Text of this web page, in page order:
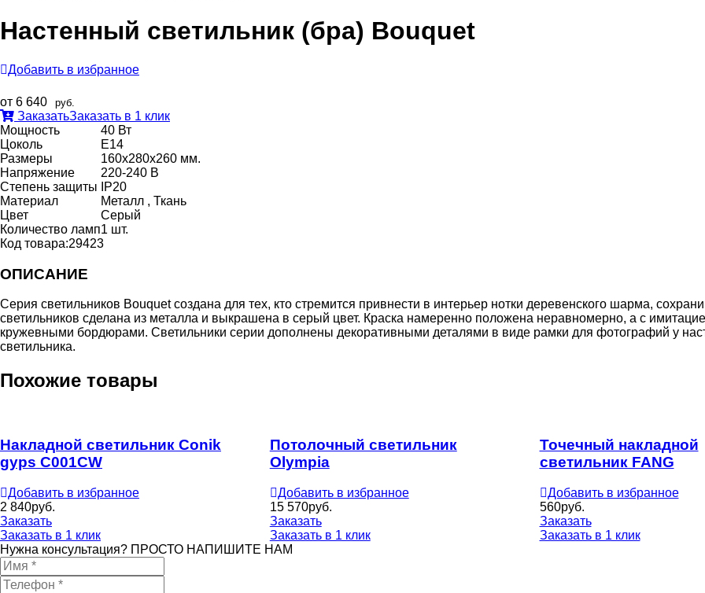
Настенный светильник (бра) Bouquet
Добавить в избранное
от 6 640 руб.
ЗаказатьЗаказать в 1 клик
Мощность
40 Вт
Цоколь
E14
Размеры
160х280х260 мм.
Напряжение
220-240 В
Степень защиты
IP20
Материал
Металл , Ткань
Цвет
Серый
Количество ламп1 шт.
Код товара:29423
ОПИСАНИЕ
Серия светильников Bouquet создана для тех, кто стремится привнести в интерьер нотки деревенского шарма,
светильников сделана из металла и выкрашена в серый цвет. Краска намеренно положена неравномерно, а с
кружевными бордюрами. Светильники серии дополнены декоративными деталями в виде рамки для фотографий у
светильника.
Похожие товары
Накладной светильник Conik
gyps C001CW
Добавить в избранное
2 840руб.
Заказать
Заказать в 1 клик
Потолочный светильник
Olympia
Добавить в избранное
15 570руб.
Заказать
Заказать в 1 клик
Точечный накладной
светильник FANG
Добавить в избранное
560руб.
Заказать
Заказать в 1 клик
Нужна консультация? ПРОСТО НАПИШИТЕ НАМ